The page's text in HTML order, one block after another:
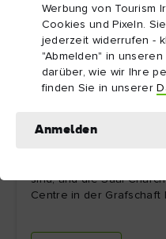
Werbung von Tourism
Cookies und Pixeln.
jederzeit widerrufen -
"Abmelden" in
darüber, wie wir Ihre
finden Sie in unserer
Anmelden
Stätten, die mit dem
stehen, finden sich
sehr eindrücklich, wie
5. Jahrhundert gereist
vor allem der Rock of
Trail in Nordirland
sind, und die Saul
Centre in der Grafschaft